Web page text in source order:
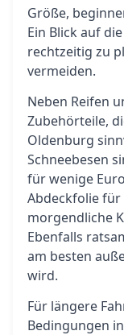
Größe,
Ein Blick auf
rechtzeitig zu
vermeiden.
Neben Reifen
Zubehörteile,
Oldenburg
Schneebesen
für wenige
Abdeckfolie für
morgendliche
Ebenfalls
am besten
wird.
Für längere
Bedingungen